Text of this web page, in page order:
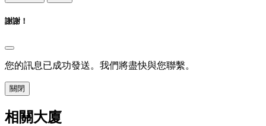
謝謝！
您的訊息已成功發送。我們將盡快與您聯繫。
關閉
相關大廈